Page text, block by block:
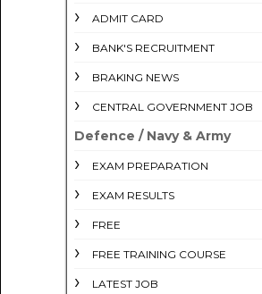
ADMIT CARD
BANK'S RECRUITMENT
BRAKING NEWS
CENTRAL GOVERNMENT JOB
Defence / Navy & Army
EXAM PREPARATION
EXAM RESULTS
FREE
FREE TRAINING COURSE
LATEST JOB